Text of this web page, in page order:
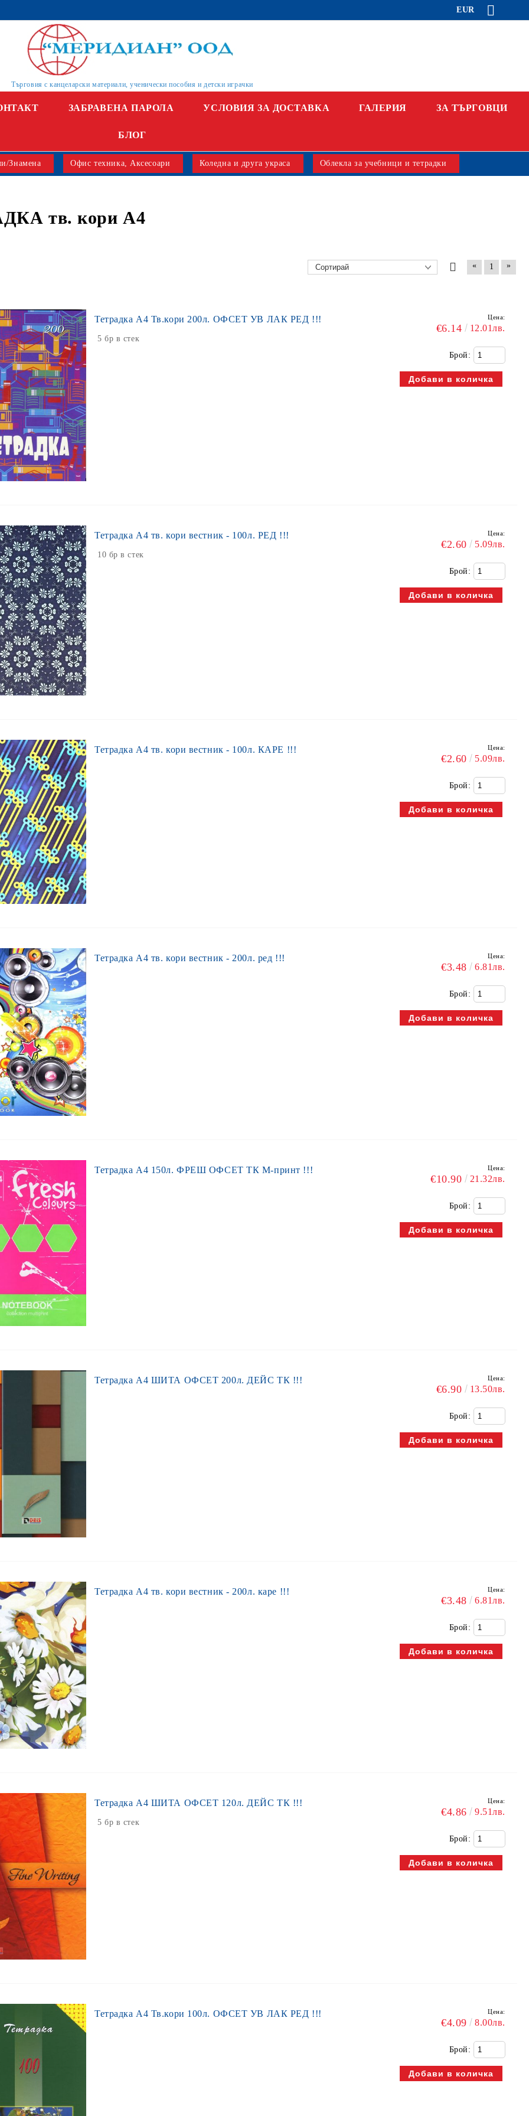
EUR
Търговия с канцеларски материали, ученически пособия и детски играчки
ЗАБРАВЕНА ПАРОЛА УСЛОВИЯ ЗА ДОСТАВКА ГАЛЕРИЯ ЗА ТЪРГОВЦИ
БЛОГ
Знамена Офис техника, Аксесоари Коледна и друга украса Облекла за учебници и тетрадки
тв. кори А4
« 1 »
Тетрадка А4 Тв.кори 200л. ОФСЕТ УВ ЛАК РЕД !!!
5 бр в стек
Цена:
€6.14 12.01лв.
Брой:
Тетрадка А4 тв. кори вестник - 100л. РЕД !!!
10 бр в стек
Цена:
€2.60 5.09лв.
Брой:
Тетрадка А4 тв. кори вестник - 100л. КАРЕ !!! Цена:
€2.60 5.09лв.
Брой:
Тетрадка А4 тв. кори вестник - 200л. ред !!! Цена:
€3.48 6.81лв.
Брой:
Тетрадка А4 150л. ФРЕШ ОФСЕТ ТК М-принт !!! Цена:
€10.90 21.32лв.
Брой:
Тетрадка А4 ШИТА ОФСЕТ 200л. ДЕЙС ТК !!! Цена:
€6.90 13.50лв.
Брой:
Тетрадка А4 тв. кори вестник - 200л. каре !!! Цена:
€3.48 6.81лв.
Брой:
Тетрадка А4 ШИТА ОФСЕТ 120л. ДЕЙС ТК !!!
5 бр в стек
Цена:
€4.86 9.51лв.
Брой:
Тетрадка А4 Тв.кори 100л. ОФСЕТ УВ ЛАК РЕД !!! Цена:
€4.09 8.00лв.
Брой: